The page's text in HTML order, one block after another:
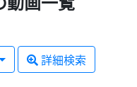
詳細検索